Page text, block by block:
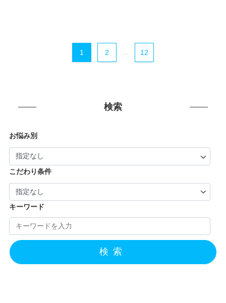
1 2 ... 12
検索
お悩み別
こだわり条件
キーワード
検索